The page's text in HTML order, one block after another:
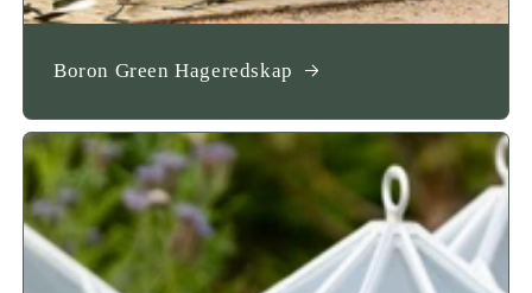
Boron Green Hageredskap